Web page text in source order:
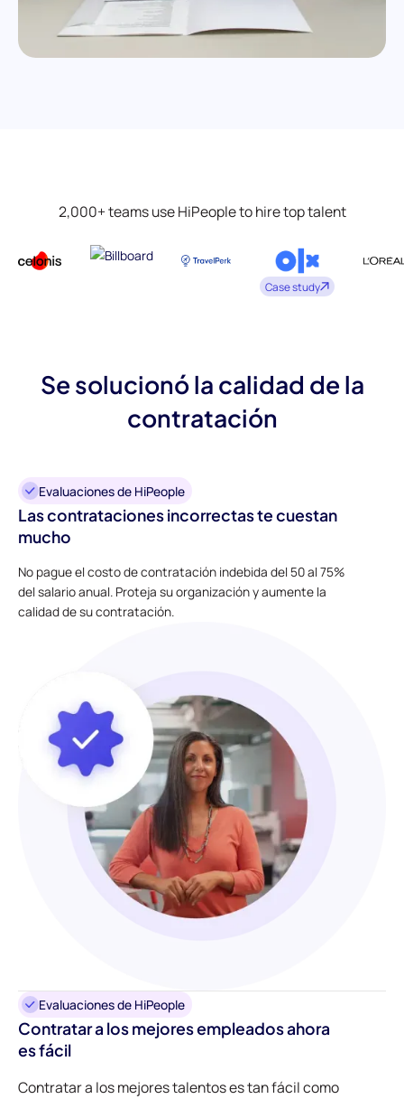
2,000+ teams use HiPeople to hire top talent
Case study
Se solucionó la calidad de la
contratación
Evaluaciones de HiPeople
Las contrataciones incorrectas te cuestan
mucho
No pague el costo de contratación indebida del 50 al 75%
del salario anual. Proteja su organización y aumente la
calidad de su contratación.
Evaluaciones de HiPeople
Contratar a los mejores empleados ahora
es fácil
Contratar a los mejores talentos es tan fácil como